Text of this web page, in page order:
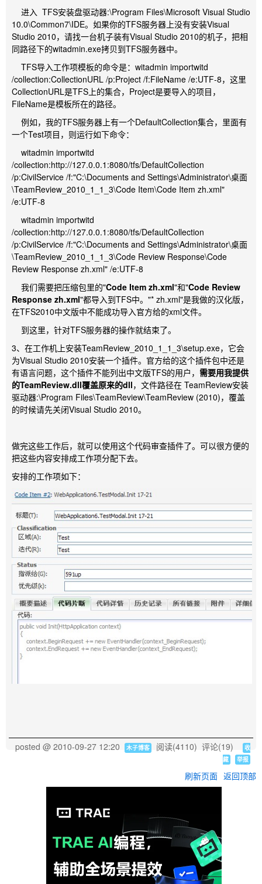
进入 TFS安装盘驱动器:\Program Files\Microsoft Visual Studio
10.0\Common7\IDE。如果你的TFS服务器上没有安装Visual
Studio 2010，请找一台机子装有Visual Studio 2010的机子，把相
同路径下的witadmin.exe拷贝到TFS服务器中。
TFS导入工作项模板的命令是：witadmin importwitd
/collection:CollectionURL /p:Project /f:FileName /e:UTF-8，这里
CollectionURL是TFS上的集合，Project是要导入的项目，
FileName是模板所在的路径。
例如，我的TFS服务器上有一个DefaultCollection集合，里面有
一个Test项目，则运行如下命令：
witadmin importwitd
/collection:http://127.0.0.1:8080/tfs/DefaultCollection
/p:CivilService /f:"C:\Documents and Settings\Administrator\桌面
\TeamReview_2010_1_1_3\Code Item\Code Item zh.xml"
/e:UTF-8
witadmin importwitd
/collection:http://127.0.0.1:8080/tfs/DefaultCollection
/p:CivilService /f:"C:\Documents and Settings\Administrator\桌面
\TeamReview_2010_1_1_3\Code Review Response\Code
Review Response zh.xml" /e:UTF-8
我们需要把压缩包里的"Code Item zh.xml"和"Code Review
Response zh.xml"都导入到TFS中。"* zh.xml"是我做的汉化版，
在TFS2010中文版中不能成功导入官方给的xml文件。
到这里，针对TFS服务器的操作就结束了。
3、在工作机上安装TeamReview_2010_1_1_3\setup.exe，它会
为Visual Studio 2010安装一个插件。官方给的这个插件包中还是
有语言问题，这个插件不能列出中文版TFS的用户， 需要用我提供
的TeamReview.dll覆盖原来的dll，文件路径在 TeamReview安装
驱动器:\Program Files\TeamReview\TeamReview (2010)，覆盖
的时候请先关闭Visual Studio 2010。
做完这些工作后，就可以使用这个代码审查插件了。可以很方便的
把这些内容安排成工作项分配下去。
安排的工作项如下：
posted @ 2010-09-27 12:20 木子博客 阅读(4110) 评论(19)
收
藏
举报
刷新页面 返回顶部